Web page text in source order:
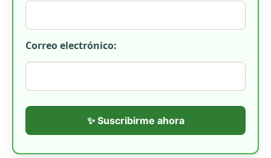
Correo electrónico:
✨ Suscribirme ahora